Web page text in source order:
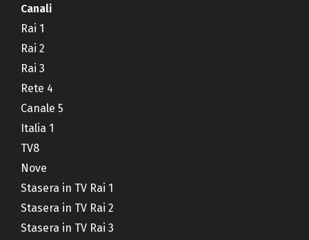
Canali
Rai 1
Rai 2
Rai 3
Rete 4
Canale 5
Italia 1
TV8
Nove
Stasera in TV Rai 1
Stasera in TV Rai 2
Stasera in TV Rai 3